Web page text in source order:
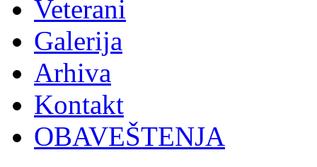
Veterani
Galerija
Arhiva
Kontakt
OBAVEŠTENJA